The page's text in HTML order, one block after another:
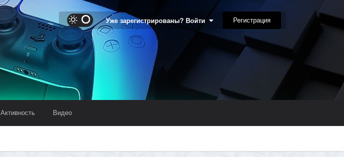
Уже зарегистрированы? Войти Регистрация
Активность Видео